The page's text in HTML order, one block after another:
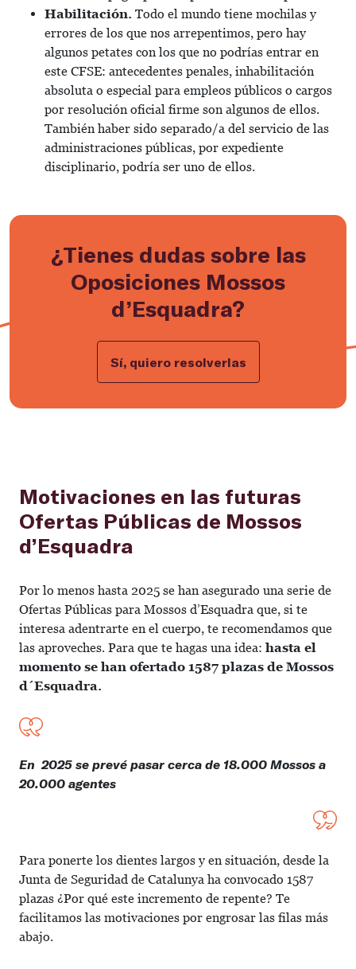
Habilitación. Todo el mundo tiene mochilas y
errores de los que nos arrepentimos, pero hay
algunos petates con los que no podrías entrar en
este CFSE: antecedentes penales, inhabilitación
absoluta o especial para empleos públicos o cargos
por resolución oficial firme son algunos de ellos.
También haber sido separado/a del servicio de las
administraciones públicas, por expediente
disciplinario, podría ser uno de ellos.
¿Tienes dudas sobre las
Oposiciones Mossos
d’Esquadra?
Sí, quiero resolverlas
Motivaciones en las futuras
Ofertas Públicas de Mossos
d’Esquadra
Por lo menos hasta 2025 se han asegurado una serie de
Ofertas Públicas para Mossos d’Esquadra que, si te
interesa adentrarte en el cuerpo, te recomendamos que
las aproveches. Para que te hagas una idea: hasta el
momento se han ofertado 1587 plazas de Mossos
d´Esquadra.
En 2025 se prevé pasar cerca de 18.000 Mossos a
20.000 agentes
Para ponerte los dientes largos y en situación, desde la
Junta de Seguridad de Catalunya ha convocado 1587
plazas ¿Por qué este incremento de repente? Te
facilitamos las motivaciones por engrosar las filas más
abajo.